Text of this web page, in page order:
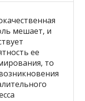
мешает, и
ее
то